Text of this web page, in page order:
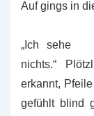
Auf gings in
„Ich sehe
nichts.“
erkannt,
gefühlt blind